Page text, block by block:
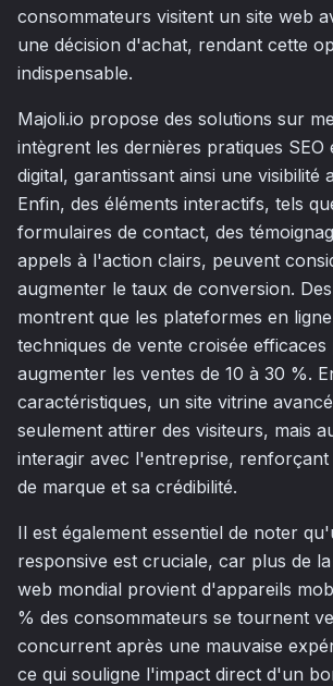
consommateurs visitent un site web
une décision d'achat, rendant cette
indispensable.
Majoli.io propose des solutions sur
intègrent les dernières pratiques SEO
digital, garantissant ainsi une visibilité
Enfin, des éléments interactifs, tels
formulaires de contact, des
appels à l'action clairs, peuvent
augmenter le taux de conversion.
montrent que les plateformes en
techniques de vente croisée efficaces
augmenter les ventes de 10 à 30 %.
caractéristiques, un site vitrine
seulement attirer des visiteurs, mais
interagir avec l'entreprise, renforçant
de marque et sa crédibilité.
Il est également essentiel de noter
responsive est cruciale, car plus de
web mondial provient d'appareils
% des consommateurs se tournent
concurrent après une mauvaise
ce qui souligne l'impact direct d'un